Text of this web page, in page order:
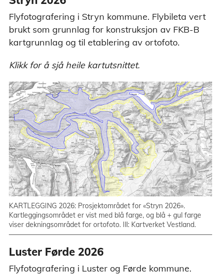
Flyfotografering i Stryn kommune. Flybileta vert
brukt som grunnlag for konstruksjon av FKB-B
kartgrunnlag og til etablering av ortofoto.
Klikk for å sjå heile kartutsnittet.
KARTLEGGING 2026: Prosjektområdet for «Stryn 2026».
Kartleggingsområdet er vist med blå farge, og blå + gul farge
viser dekningsområdet for ortofoto. Ill: Kartverket Vestland.
Luster Førde 2026
Flyfotografering i Luster og Førde kommune.